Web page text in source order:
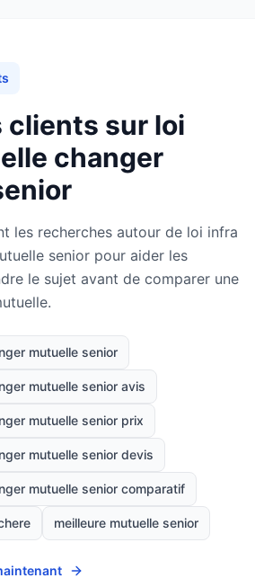
clients sur loi
changer
les recherches autour de loi infra
senior pour aider les
le sujet avant de comparer une
mutuelle senior
mutuelle senior avis
mutuelle senior prix
mutuelle senior devis
mutuelle senior comparatif
meilleure mutuelle senior